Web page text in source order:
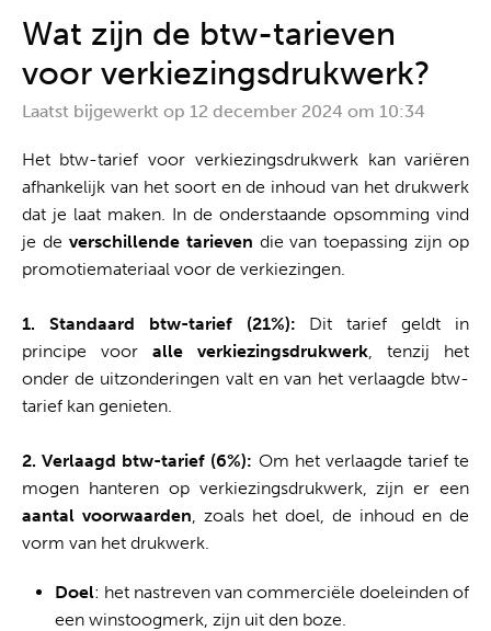
Wat zijn de btw-tarieven
voor verkiezingsdrukwerk?
Laatst bijgewerkt op 12 december 2024 om 10:34
Het btw-tarief voor verkiezingsdrukwerk kan variëren
afhankelijk van het soort en de inhoud van het drukwerk
dat je laat maken. In de onderstaande opsomming vind
je de verschillende tarieven die van toepassing zijn op
promotiemateriaal voor de verkiezingen.
1. Standaard btw-tarief (21%): Dit tarief geldt in
principe voor alle verkiezingsdrukwerk, tenzij het
onder de uitzonderingen valt en van het verlaagde btw-
tarief kan genieten.
2. Verlaagd btw-tarief (6%): Om het verlaagde tarief te
mogen hanteren op verkiezingsdrukwerk, zijn er een
aantal voorwaarden, zoals het doel, de inhoud en de
vorm van het drukwerk.
Doel: het nastreven van commerciële doeleinden of
een winstoogmerk, zijn uit den boze.